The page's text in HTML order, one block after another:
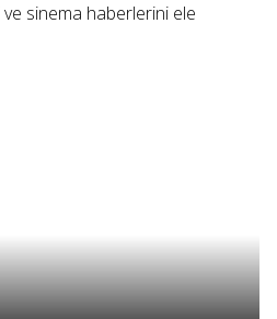
ve sinema haberlerini ele